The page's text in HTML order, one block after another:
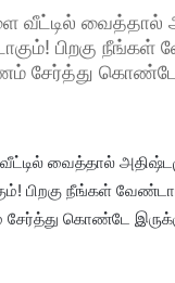
வீட்டில் வைத்தால்
பிறகு நீங்கள்
சேர்த்து கொண்டே
வைத்தால்
பிறகு நீங்கள்
கொண்டே